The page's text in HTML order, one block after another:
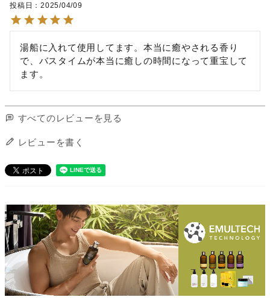
投稿日
2025/04/09
湯船に入れて使用してます。本当に癒やされる香り
で、バスタイムが本当に癒しの時間になって重宝して
ます。
すべてのレビューを見る
レビューを書く